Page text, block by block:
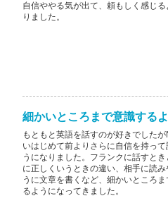
自信ややる気が出て、頼もしく感じる
りました。
細かいところまで意識する
もともと英語を話すのが好きでしたが
いはじめて前よりさらに自信を持って
うになりました。フランクに話すとき
に正しくいうときの違い、相手に読み
うに文章を書くなど、細かいところ
るようになってきました。